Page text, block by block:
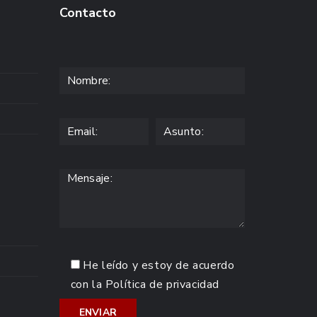
Contacto
He leído y estoy de acuerdo
con la Política de privacidad